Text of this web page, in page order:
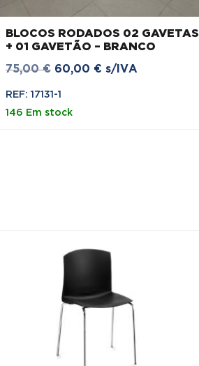
BLOCOS RODADOS 02 GAVETAS
+ 01 GAVETÃO – BRANCO
75,00€ O
60,00 € O
s/IVA
REF: 17131-1
146 Em stock